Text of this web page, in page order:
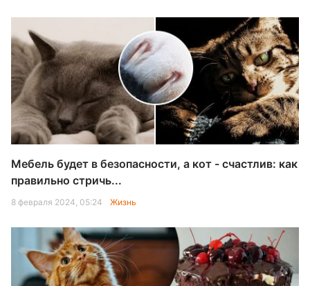
Мебель будет в безопасности, а кот - счастлив: как
правильно стричь...
8 февраля 2024, 05:24 Жизнь